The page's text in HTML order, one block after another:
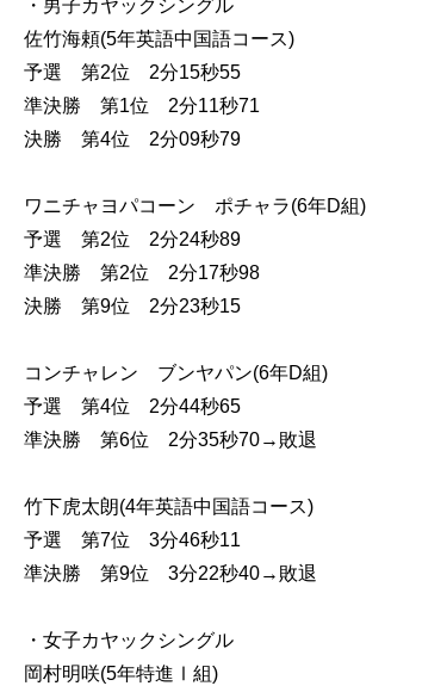
・男子カヤックシングル
佐竹海頼(5年英語中国語コース)
予選 第2位 2分15秒55
準決勝 第1位 2分11秒71
決勝 第4位 2分09秒79
ワニチャヨパコーン ポチャラ(6年D組)
予選 第2位 2分24秒89
準決勝 第2位 2分17秒98
決勝 第9位 2分23秒15
コンチャレン ブンヤパン(6年D組)
予選 第4位 2分44秒65
準決勝 第6位 2分35秒70→敗退
竹下虎太朗(4年英語中国語コース)
予選 第7位 3分46秒11
準決勝 第9位 3分22秒40→敗退
・女子カヤックシングル
岡村明咲(5年特進Ⅰ組)